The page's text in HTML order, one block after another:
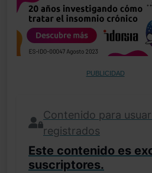
PUBLICIDAD
Contenido para
registrados
Este contenido es
suscriptores.